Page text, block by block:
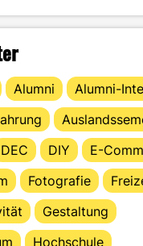
Alumni
Alumni-
DEC DIY
E-
Fotografie
Gestaltung
Hochschule